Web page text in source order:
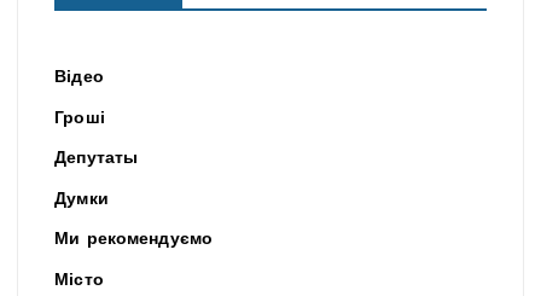
Відео
Гроші
Депутаты
Думки
Ми рекомендуємо
Місто